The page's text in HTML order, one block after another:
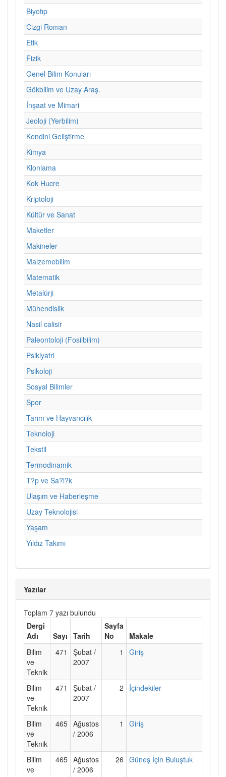
Biyotıp
Cizgi Roman
Etik
Fizik
Genel Bilim Konuları
Gökbilim ve Uzay Araş.
İnşaat ve Mimari
Jeoloji (Yerbilim)
Kendini Geliştirme
Kimya
Klonlama
Kok Hucre
Kriptoloji
Kültür ve Sanat
Maketler
Makineler
Malzemebilim
Matematik
Metalürji
Mühendislik
Nasil calisir
Paleontoloji (Fosilbilim)
Psikiyatri
Psikoloji
Sosyal Bilimler
Spor
Tarım ve Hayvancılık
Teknoloji
Tekstil
Termodinamik
T?p ve Sa?l?k
Ulaşım ve Haberleşme
Uzay Teknolojisi
Yaşam
Yıldız Takımı
Yazılar
Toplam 7 yazı bulundu
Dergi
Adı
Sayı Tarih
Sayfa
No
Makale
Bilim
ve
Teknik
471
Şubat /
2007
1 Giriş
Bilim
ve
Teknik
471
Şubat /
2007
2 İçindekiler
Bilim
ve
Teknik
465 Ağustos
/ 2006
1 Giriş
Bilim
ve
465 Ağustos
/ 2006
26 Güneş İçin Buluştuk